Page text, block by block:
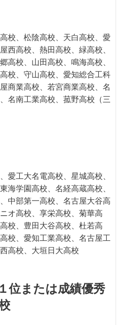
校、松陰高校、天白高校、愛
西高校、熱田高校、緑高校、
高校、山田高校、鳴海高校、
校、守山高校、愛知総合工科
商業高校、若宮商業高校、名
名南工業高校、菰野高校（三
愛工大名電高校、星城高校、
海学園高校、名経高蔵高校、
中部第一高校、名古屋大谷高
オ高校、享栄高校、菊華高
校、豊田大谷高校、杜若高
校、愛知工業高校、名古屋工
高校、大垣日大高校
位または成績優秀